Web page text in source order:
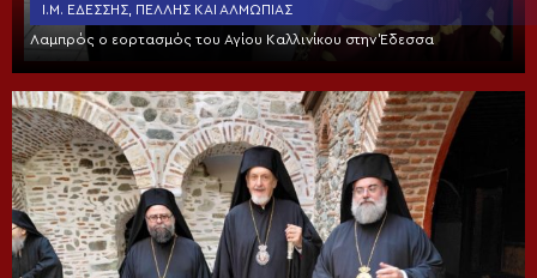
Ι.Μ. ΕΔΈΣΣΗΣ, ΠΈΛΛΗΣ ΚΑΙ ΑΛΜΩΠΊΑΣ
Λαμπρός ο εορτασμός του Αγίου Καλλινίκου στην Έδεσσα